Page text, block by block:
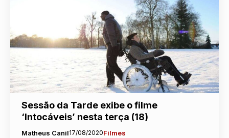
Sessão da Tarde exibe o filme
‘Intocáveis’ nesta terça (18)
Matheus Canil17/08/2020Filmes